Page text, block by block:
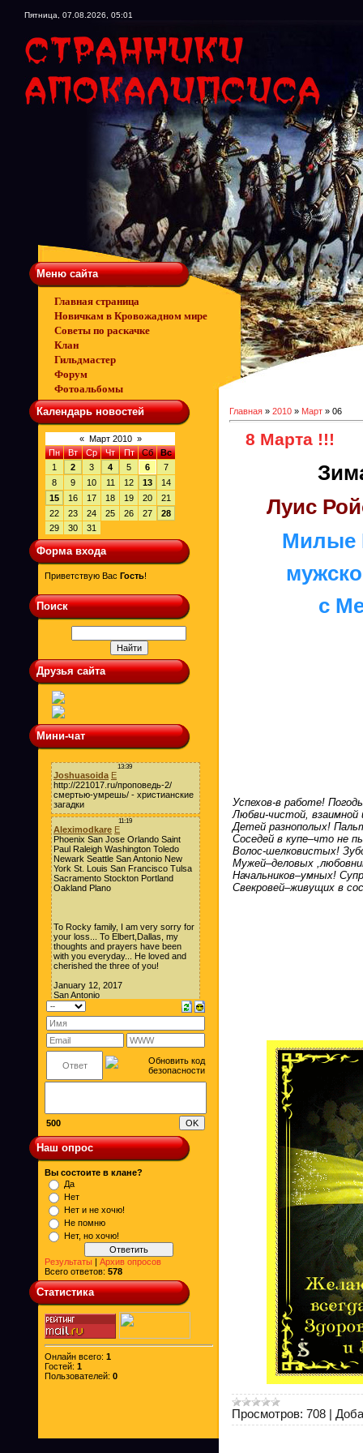
Пятница, 07.08.2026, 05:01
Меню сайта
Главная страница
Новичкам в Кровожадном мире
Советы по раскачке
Клан
Гильдмастер
Форум
Фотоальбомы
Календарь новостей
« Март 2010 »
Пн
Вт Ср Чт Пт Сб
Вс
1
2 3 4 5 6
7
8
9 10 11 12 13
14
15
16 17 18 19 20
21
22
23 24 25 26 27
28
29
30 31
Форма входа
Приветствую Вас Гость!
Поиск
Друзья сайта
Мини-чат
500
Наш опрос
Вы состоите в клане?
Да
Нет
Нет и не хочю!
Не помню
Нет, но хочю!
Результаты | Архив опросов
Всего ответов: 578
Статистика
Онлайн всего: 1
Гостей: 1
Пользователей: 0
Главная » 2010 » Март » 06
8 Марта !!!
Луис
Милые
с
Успехов-в работе!
Любви-чистой, взаимной
Детей разнополых!
Соседей в купе–что не
Волос-шелковистых!
Мужей–деловых
Начальников–умных!
Свекровей–живущих в
Просмотров: 708 |